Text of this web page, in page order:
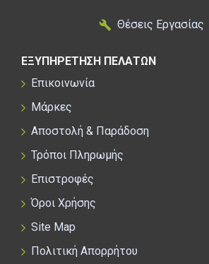
Θέσεις Εργασίας
ΕΞΥΠΗΡΕΤΗΣΗ ΠΕΛΑΤΩΝ
Επικοινωνία
Μάρκες
Αποστολή & Παράδοση
Τρόποι Πληρωμής
Επιστροφές
Όροι Χρήσης
Site Map
Πολιτική Απορρήτου